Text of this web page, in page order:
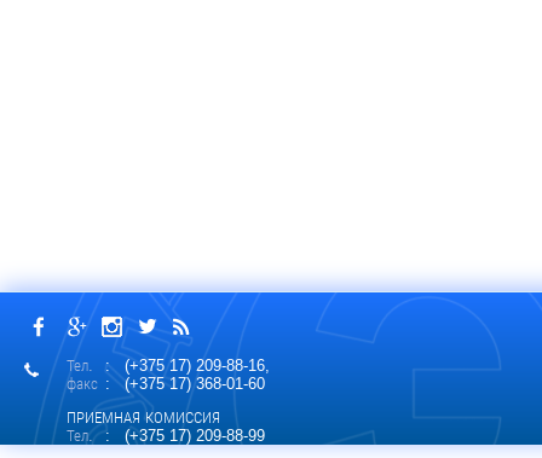
Тел.
: (+375 17) 209-88-16,
факс : (+375 17) 368-01-60
ПРИЕМНАЯ КОМИССИЯ
Тел.
: (+375 17) 209-88-99